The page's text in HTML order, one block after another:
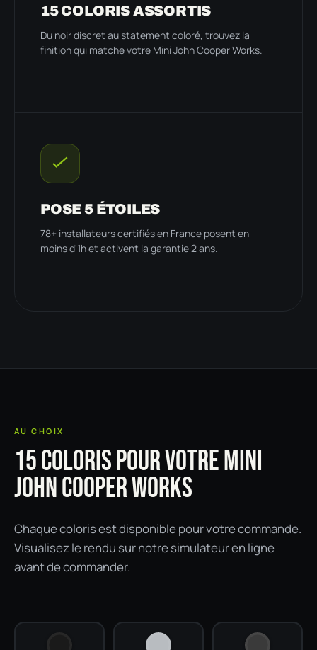
15 COLORIS ASSORTIS
Du noir discret au statement coloré, trouvez la
finition qui matche votre Mini John Cooper Works.
POSE 5 ÉTOILES
78+ installateurs certifiés en France posent en
moins d'1h et activent la garantie 2 ans.
AU CHOIX
15 COLORIS POUR VOTRE MINI
JOHN COOPER WORKS
Chaque coloris est disponible pour votre commande.
Visualisez le rendu sur notre simulateur en ligne
avant de commander.